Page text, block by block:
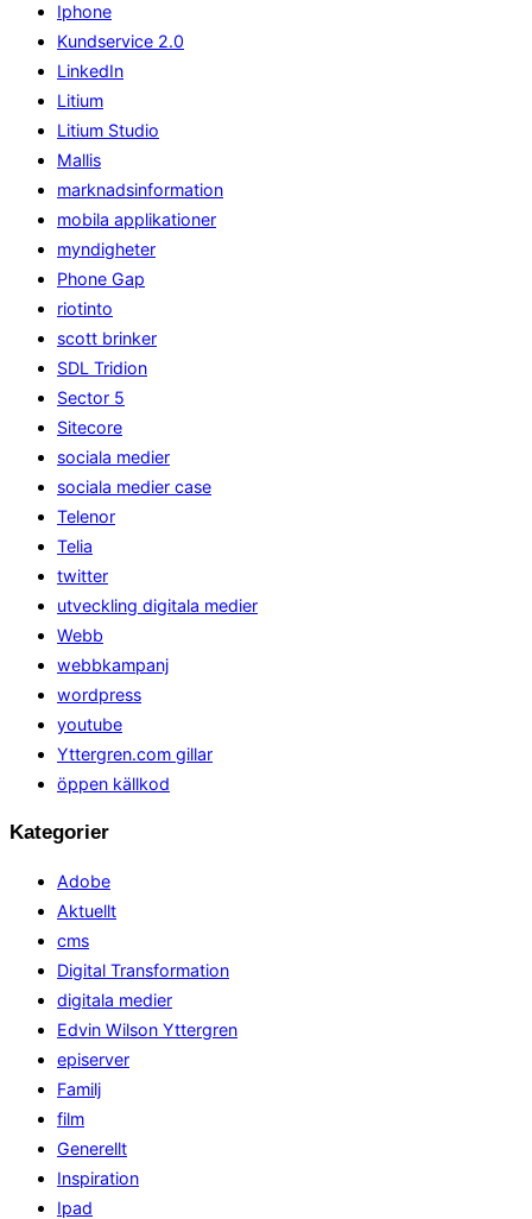
Iphone
Kundservice 2.0
LinkedIn
Litium
Litium Studio
Mallis
marknadsinformation
mobila applikationer
myndigheter
Phone Gap
riotinto
scott brinker
SDL Tridion
Sector 5
Sitecore
sociala medier
sociala medier case
Telenor
Telia
twitter
utveckling digitala medier
Webb
webbkampanj
wordpress
youtube
Yttergren.com gillar
öppen källkod
Kategorier
Adobe
Aktuellt
cms
Digital Transformation
digitala medier
Edvin Wilson Yttergren
episerver
Familj
film
Generellt
Inspiration
Ipad